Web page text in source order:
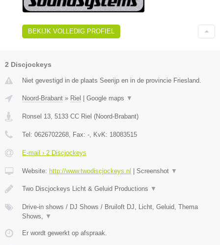
BEKIJK VOLLEDIG PROFIEL
2 Discjockeys
Niet gevestigd in de plaats Seerijp en in de provincie Friesland.
Noord-Brabant » Riel Google maps ▼
Ronsel 13 5133 CC Riel (Noord-Brabant)
Tel: 0626702268 , Fax: - , KvK: 18083515
E-mail › 2 Discjockeys
Website: http://www.twodiscjockeys.nl Screenshot ▼
Two Discjockeys Licht & Geluid Productions ▼
Drive-in shows / DJ Shows / Bruiloft DJ, Licht, Geluid, Thema
Shows,
▼
Er wordt gewerkt op afspraak.